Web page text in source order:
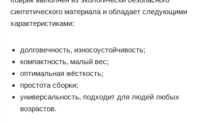
синтетического материала и обладает следующими
характеристиками:
долговечность, износоустойчивость;
компактность, малый вес;
оптимальная жёсткость;
простота сборки;
универсальность, подходит для людей любых
возрастов.